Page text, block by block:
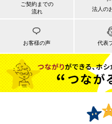
ご契約までの
流れ
法人の
お客様の声 代表